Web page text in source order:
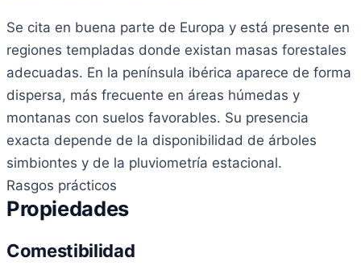
Se cita en buena parte de Europa y está presente en
regiones templadas donde existan masas forestales
adecuadas. En la península ibérica aparece de forma
dispersa, más frecuente en áreas húmedas y
montanas con suelos favorables. Su presencia
exacta depende de la disponibilidad de árboles
simbiontes y de la pluviometría estacional.
Rasgos prácticos
Propiedades
Comestibilidad